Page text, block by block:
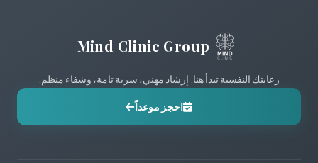
Mind Clinic Group
رعايتك النفسية تبدأ هنا. إرشاد مهني، سرية تامة، وشفاء منظم.
احجز موعداً